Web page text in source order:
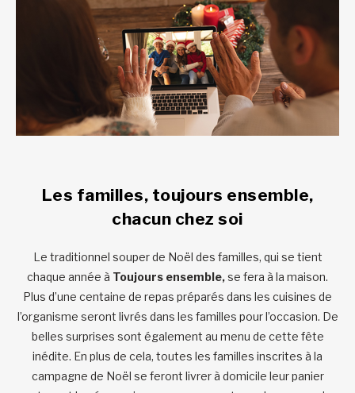
Les familles, toujours ensemble,
chacun chez soi
Le traditionnel souper de Noël des familles, qui se tient
chaque année à Toujours ensemble,se fera à la maison.
Plus d’une centaine de repas préparés dans les cuisines de
l’organisme seront livrés dans les familles pour l’occasion. De
belles surprises sont également au menu de cette fête
inédite. En plus de cela, toutes les familles inscrites à la
campagne de Noël se feront livrer à domicile leur panier